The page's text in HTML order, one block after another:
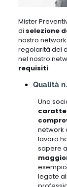
Mister
di selezione
nostro
regolarità dei
nel nostro
requisiti:
Qualità
Una
network
lavoro
sapere
legate